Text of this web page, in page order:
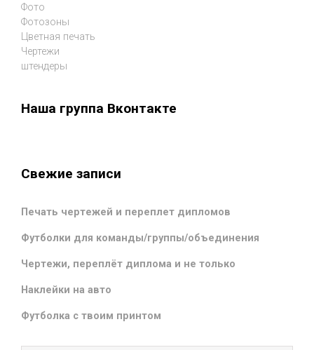
Фото
Фотозоны
Цветная печать
Чертежи
штендеры
Наша группа Вконтакте
Свежие записи
Печать чертежей и переплет дипломов
Футболки для команды/группы/объединения
Чертежи, переплёт диплома и не только
Наклейки на авто
Футболка с твоим принтом